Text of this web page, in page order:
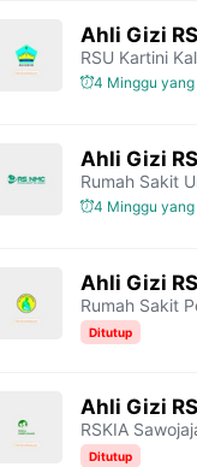
Ahli Gizi
RSU Kartini
4 Minggu yang
Ahli Gizi
Rumah Sakit
4 Minggu yang
Ahli Gizi
Rumah Sakit
Ditutup
Ahli Gizi
RSKIA
Ditutup